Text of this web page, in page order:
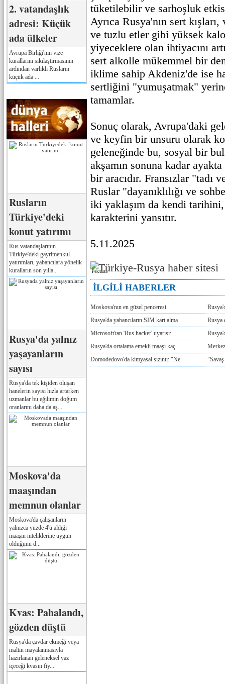
2. vatandaşlık
adresi: Küçük
ada ülkeler
Avrupa Birliği'nin vize
kurallarını sıkılaştırmasının
ardından varlıklı Rusların
küçük ada ...
Rusların
Türkiye'deki
konut yatırımı
Rus vatandaşlarının
Türkiye'deki gayrimenkul
yatırımları, yabancılara yönelik
kuralların son yılla...
Rusya'da yalnız
yaşayanların
sayısı
Rusya'da tek kişiden oluşan
hanelerin sayısı hızla artarken
uzmanlar bu eğilimin doğum
oranlarını daha da aş...
Moskova'da
maaşından
memnun olanlar
Moskova'da çalışanların
yalnızca yüzde 4'ü aldığı
maaşın niteliklerine uygun
olduğunu d...
Kvas: Pahalandı,
gözden düştü
Rusya'da çavdar ekmeği veya
maltın mayalanmasıyla
hazırlanan geleneksel yaz
içeceği kvasın fiy...
tüketilebilir ve sarhoşluk
Ayrıca Rusya'nın sert
ve tuzlu etler gibi yüksek
yiyeceklere olan ihtiyacını
sert alkolle mükemmel bir
iklime sahip Akdeniz'de ise
sertliğini "yumuşatmak"
tamamlar.
Sonuç olarak, Avrupa'daki
ve keyfin bir unsuru olarak
geleneğinde bu, sosyal bir
akşamın sonuna kadar
bir aracıdır. Fransızlar "tadı
Ruslar "dayanıklılığı ve
iki yaklaşım da kendi
karakterini yansıtır.
5.11.2025
Реклама
İLGİLİ HABERLER
Moskova'nın en güzel penceresi
Rusya'da yabancıların SIM kart alma
Rusya
Microsoft'tan 'Rus hacker' uyarısı:
Rusya'da ortalama emekli maaşı kaç
Domodedovo'da kimyasal sızıntı: "Ne